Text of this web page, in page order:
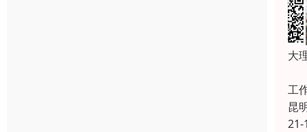
大
工
昆
21-